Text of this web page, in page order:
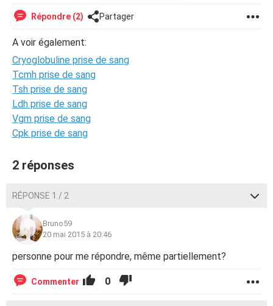
Répondre (2) Partager
A voir également:
Cryoglobuline prise de sang
Tcmh prise de sang
Tsh prise de sang
Ldh prise de sang
Vgm prise de sang
Cpk prise de sang
2 réponses
RÉPONSE 1 / 2
Bruno59
20 mai 2015 à 20:46
personne pour me répondre, même partiellement?
Commenter 0